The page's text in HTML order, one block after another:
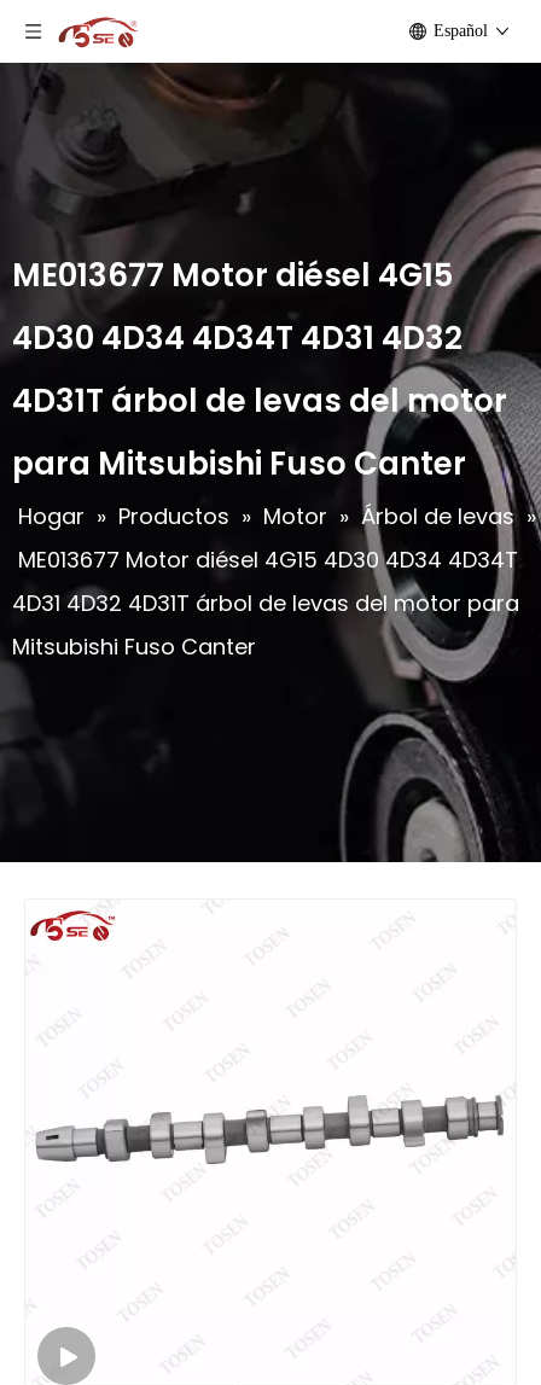
Español
ME013677 Motor diésel 4G15
4D30 4D34 4D34T 4D31 4D32
4D31T árbol de levas del motor
para Mitsubishi Fuso Canter
Hogar » Productos » Motor » Árbol de levas »
ME013677 Motor diésel 4G15 4D30 4D34 4D34T
4D31 4D32 4D31T árbol de levas del motor para
Mitsubishi Fuso Canter